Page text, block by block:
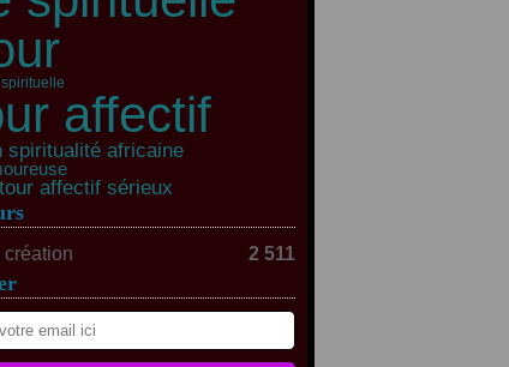
affectif
spiritualité africaine
affectif sérieux
création 2 511